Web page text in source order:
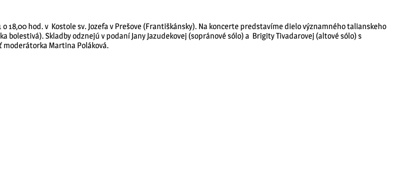
18,00 hod. v Kostole sv. Jozefa v Prešove (Františkánsky). Na koncerte predstavíme dielo významného talianskeho
Skladby odznejú v podaní Jany Jazudekovej (sopránové sólo) a Brigity Tivadarovej (altové sólo) s
Martina Poláková.